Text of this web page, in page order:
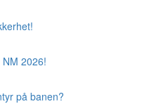
2026!
på banen?